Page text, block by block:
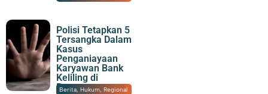
Polisi Tetapkan 5
Tersangka Dalam
Kasus
Penganiayaan
Karyawan Bank
Keliling di
Panongan
08/08/2026|21:43
Berita,Hukum,Regional